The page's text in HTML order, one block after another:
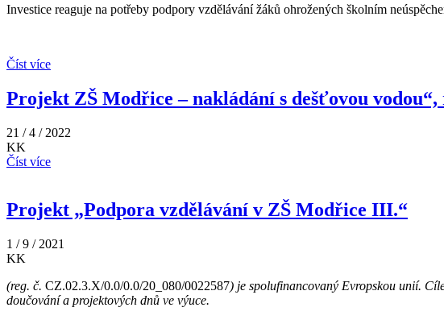
Investice reaguje na potřeby podpory vzdělávání žáků ohrožených školním
Číst více
Projekt ZŠ Modřice – nakládání s dešťovou vodou“,
21 / 4 / 2022
KK
Číst více
Projekt „Podpora vzdělávání v ZŠ Modřice III.“
1 / 9 / 2021
KK
(reg. č. CZ.02.3.X/0.0/0.0/20_080/0022587) je spolufinancovaný Evropskou unií.
doučování a projektových dnů ve výuce.